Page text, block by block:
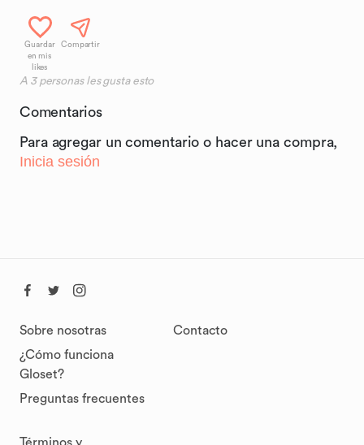
Guardar
en mis
likes
Compartir
A 3personas les gusta esto
Comentarios
Para agregar un comentario o hacer una compra,
Inicia sesión
Sobre nosotras
¿Cómo funciona
Gloset?
Preguntas frecuentes
Contacto